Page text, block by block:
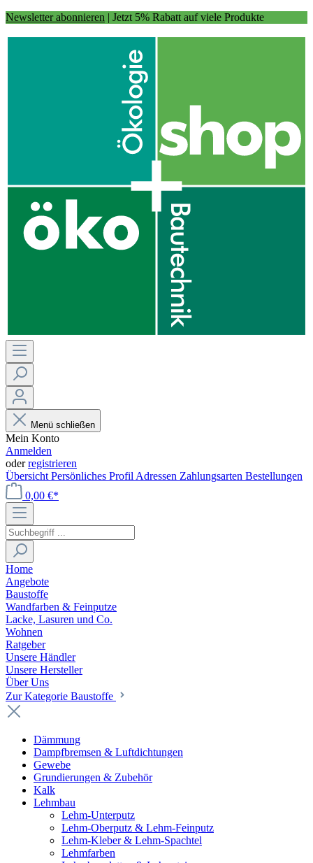
Newsletter abonnieren | Jetzt 5% Rabatt auf viele Produkte
Menü schließen
Mein Konto
Anmelden
oderregistrieren
Übersicht Persönliches Profil Adressen Zahlungsarten Bestellungen
0,00 €*
Home
Angebote
Baustoffe
Wandfarben & Feinputze
Lacke, Lasuren und Co.
Wohnen
Ratgeber
Unsere Händler
Unsere Hersteller
Über Uns
Zur Kategorie Baustoffe
Dämmung
Dampfbremsen & Luftdichtungen
Gewebe
Grundierungen & Zubehör
Kalk
Lehmbau
Lehm-Unterputz
Lehm-Oberputz & Lehm-Feinputz
Lehm-Kleber & Lehm-Spachtel
Lehmfarben